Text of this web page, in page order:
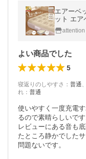
エアーベ
ット エア
キャンプ
ド 簡易ベ
attention
よい商品でした
5
寝返りのしやすさ ： 普通、
れ ： 普通
使いやすく一度充電
るので素晴らしいです
レビューにある音も
たところ静かでした